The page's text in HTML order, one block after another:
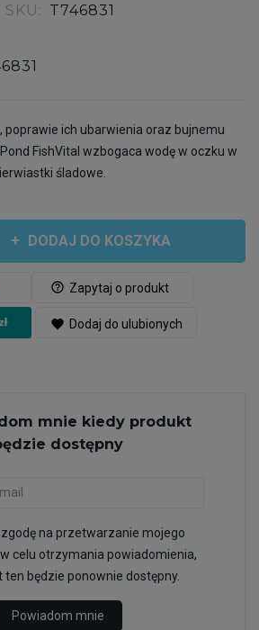
SKU: T746831
poprawie ich ubarwienia oraz bujnemu
FishVital wzbogaca wodę w oczku w
śladowe.
DODAJ DO KOSZYKA
help_outline Zapytaj o produkt
favorite Dodaj do ulubionych
mnie kiedy produkt
dostępny
na przetwarzanie mojego
celu otrzymania powiadomienia,
ten będzie ponownie dostępny.
Powiadom mnie